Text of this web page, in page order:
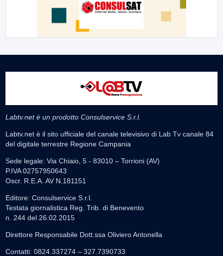
Labtv.net è un prodotto Consulservice S.r.l.
Labtv.net è il sito ufficiale del canale televisivo di Lab Tv canale 84
del digitale terrestre Regione Campania
Sede legale: Via Chiaio, 5 - 83010 – Torrioni (AV)
P.IVA 02757950643
Oscr. R.E.A. AV N.181151
Editore: Consulservice S.r.l.
Testata giornalistica Reg. Trib. di Benevento
n. 244 del 26.02.2015
Direttore Responsabile Dott.ssa Oliviero Antonella
Contatti: 0824.337274 – 327.7390733